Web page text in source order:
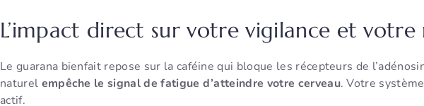
L’impact direct sur votre vigilance et
Le guarana bienfait repose sur la caféine qui bloque les récepteurs de
naturel empêche le signal de fatigue d’atteindre votre cerveau. Votre
actif.